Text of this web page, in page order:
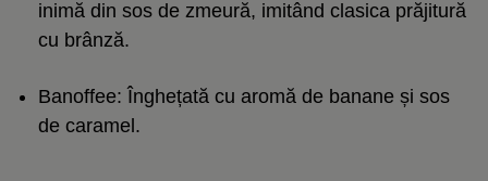
inimă din sos de zmeură, imitând clasica prăjitură
cu brânză.
Banoffee: Înghețată cu aromă de banane și sos
de caramel.